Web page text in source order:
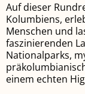
Auf dieser
Kolumbiens,
Menschen und
faszinierenden
Nationalparks,
einem echten